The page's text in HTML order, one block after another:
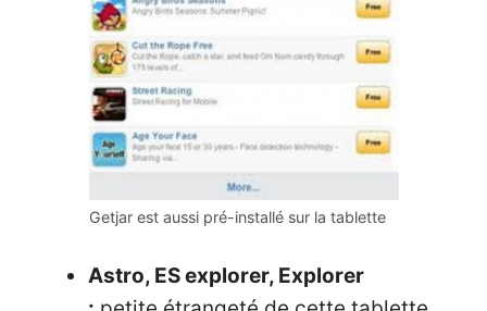
Getjar est aussi pré-installé sur la tablette
Astro, ES explorer, Explorer